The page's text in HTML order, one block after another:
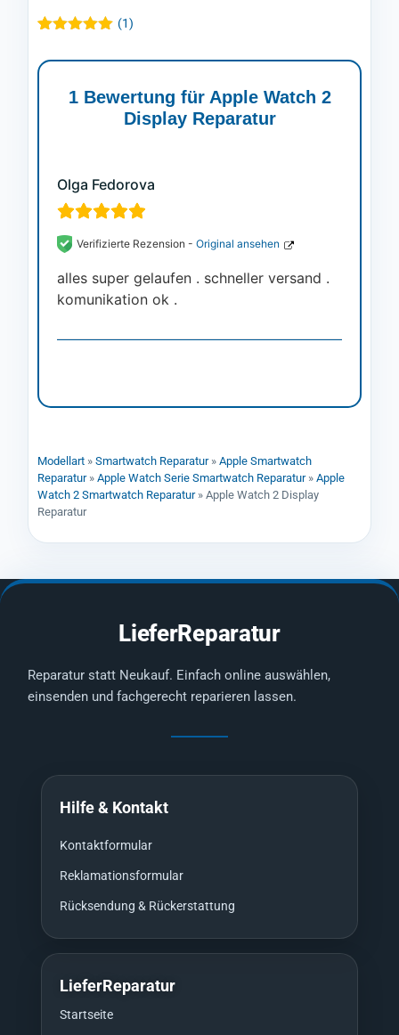
5.00von 5,
basierend
Kundenbewertung
(1)
1 Bewertung für Apple Watch 2
Display Reparatur
Olga Fedorova
Verifizierte Rezension - Original ansehen
alles super gelaufen . schneller versand .
komunikation ok .
Modellart » Smartwatch Reparatur» Apple Smartwatch
Reparatur» Apple Watch Serie Smartwatch Reparatur» Apple
Watch 2 Smartwatch Reparatur» Apple Watch 2 Display
Reparatur
LieferReparatur
Reparatur statt Neukauf. Einfach online auswählen,
einsenden und fachgerecht reparieren lassen.
Hilfe & Kontakt
Kontaktformular
Reklamationsformular
Rücksendung & Rückerstattung
LieferReparatur
Startseite